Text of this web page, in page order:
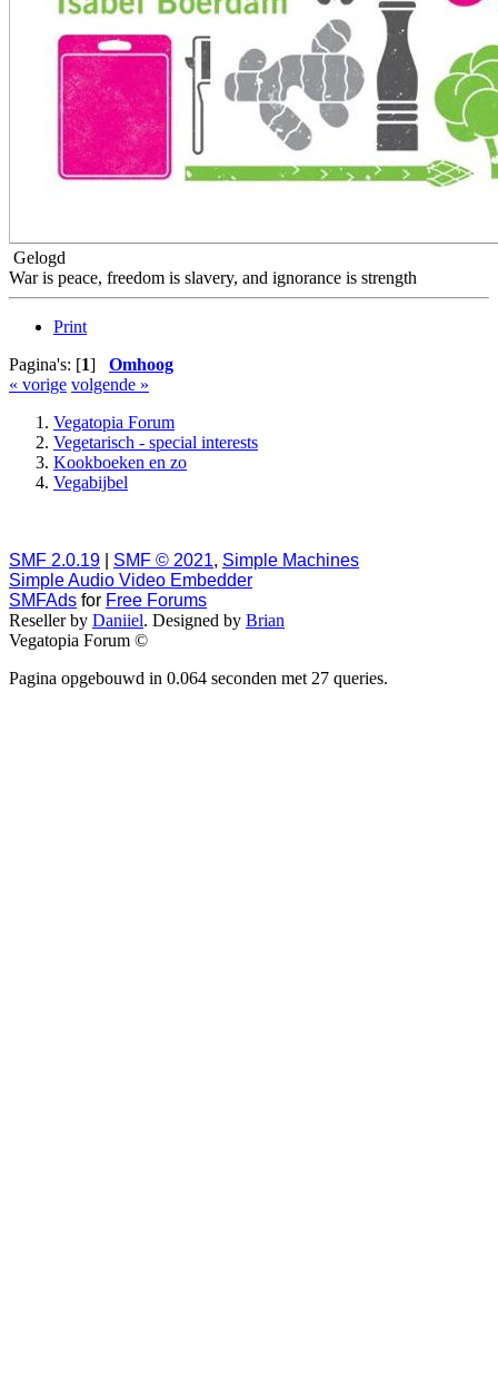
Gelogd
War is peace, freedom is slavery, and ignorance is strength
Print
Pagina's: [1] Omhoog
« vorige volgende »
Vegatopia Forum
Vegetarisch - special interests
Kookboeken en zo
Vegabijbel
SMF 2.0.19 SMF © 2021, Simple Machines
Simple Audio Video Embedder
SMFAds for Free Forums
Reseller by Daniiel. Designed by Brian
Vegatopia Forum ©
Pagina opgebouwd in 0.064 seconden met 27 queries.